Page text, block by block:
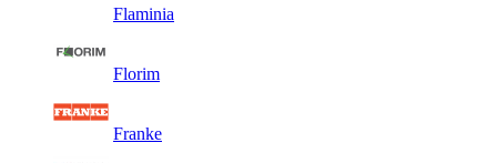
Flaminia
Florim
Franke